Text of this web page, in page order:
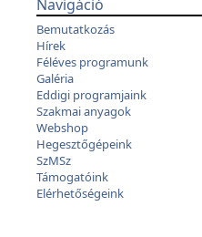
Navigáció
Bemutatkozás
Hírek
Féléves programunk
Galéria
Eddigi programjaink
Szakmai anyagok
Webshop
Hegesztőgépeink
SzMSz
Támogatóink
Elérhetőségeink